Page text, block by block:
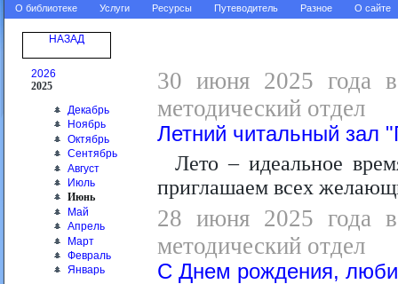
О библиотеке Услуги Ресурсы Путеводитель Разное О сайте
НАЗАД
2026
2025
Декабрь
Ноябрь
Октябрь
Сентябрь
Август
Июль
Июнь
Май
Апрель
Март
Февраль
Январь
30 июня 2025 года в
методический отдел
Летний читальный зал
Лето – идеальное
приглашаем всех
28 июня 2025 года в
методический отдел
С Днем рождения,